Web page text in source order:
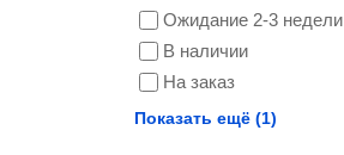
Ожидание 2-3 недели
В наличии
На заказ
Снят с производства
Показать ещё (1)